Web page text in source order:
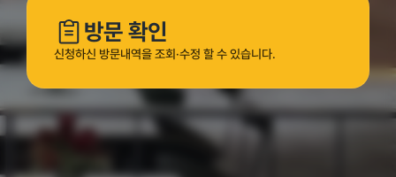
방문 확인
신청하신 방문내역을 조회·수정 할 수 있습니다.